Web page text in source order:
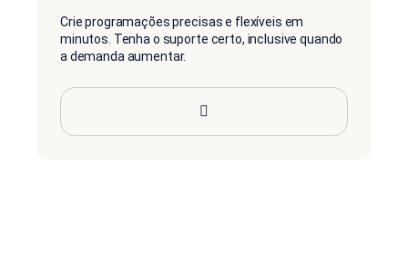
Crie programações precisas e flexíveis em
minutos. Tenha o suporte certo, inclusive quando
a demanda aumentar.